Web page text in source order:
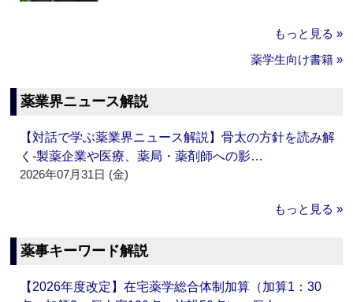
もっと見る »
薬学生向け書籍 »
薬業界ニュース解説
【対話で学ぶ薬業界ニュース解説】骨太の方針を読み解
く‐製薬企業や医療、薬局・薬剤師への影…
2026年07月31日 (金)
もっと見る »
薬事キーワード解説
【2026年度改定】在宅薬学総合体制加算（加算1：30